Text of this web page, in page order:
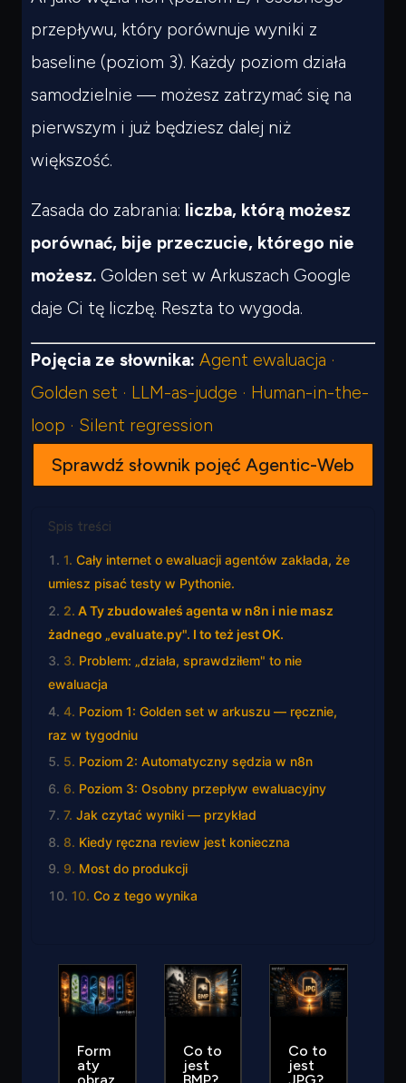
przepływu, który porównuje wyniki z
baseline (poziom 3). Każdy poziom działa
samodzielnie — możesz zatrzymać się na
pierwszym i już będziesz dalej niż
większość.
Zasada do zabrania: liczba, którą możesz
porównać, bije przeczucie, którego nie
możesz. Golden set w Arkuszach Google
daje Ci tę liczbę. Reszta to wygoda.
Pojęcia ze słownika: Agent ewaluacja ·
Golden set · LLM-as-judge · Human-in-the-
loop · Silent regression
Sprawdź słownik pojęć Agentic-Web
Spis treści
Cały internet o ewaluacji agentów zakłada, że
umiesz pisać testy w Pythonie.
A Ty zbudowałeś agenta w n8n i nie masz
żadnego „evaluate.py". I to też jest OK.
Problem: „działa, sprawdziłem" to nie
ewaluacja
Poziom 1: Golden set w arkuszu — ręcznie,
raz w tygodniu
Poziom 2: Automatyczny sędzia w n8n
Poziom 3: Osobny przepływ ewaluacyjny
Jak czytać wyniki — przykład
Kiedy ręczna review jest konieczna
Most do produkcji
Co z tego wynika
Form
aty
Co to
jest
Co to
jest